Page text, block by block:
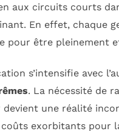
aux circuits courts
En effet, chaque
pour être pleinement
s’intensifie avec
. La nécessité de
devient une réalité
exorbitants pour